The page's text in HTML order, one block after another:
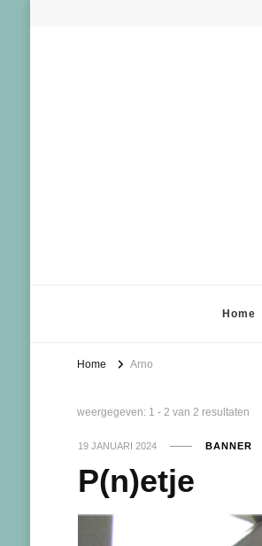
Home
Home Arno
weergegeven: 1 - 2 van 2 resultaten
19 JANUARI 2024 BANNER
P(n)etje